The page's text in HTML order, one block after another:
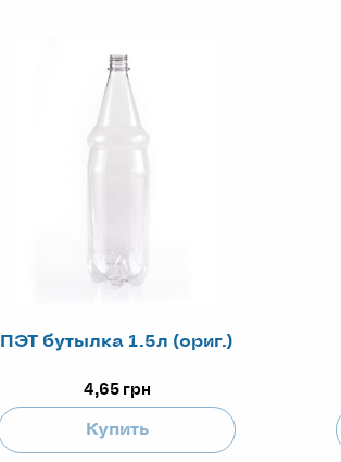
ПЭТ бутылка 1.5л (ориг.)
4,65 грн
Купить